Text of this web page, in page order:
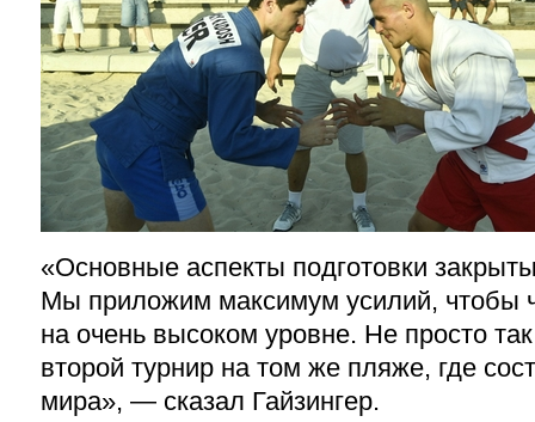
«Основные аспекты подготовки
Мы приложим максимум усилий, чтобы
на очень высоком уровне. Не просто
второй турнир на том же пляже, где
мира», — сказал Гайзингер.